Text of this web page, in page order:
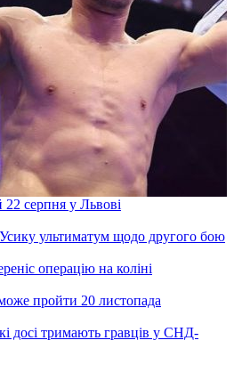
серпня у Львові
ультиматум щодо другого бою
операцію на коліні
пройти 20 листопада
досі тримають гравців у СНД-